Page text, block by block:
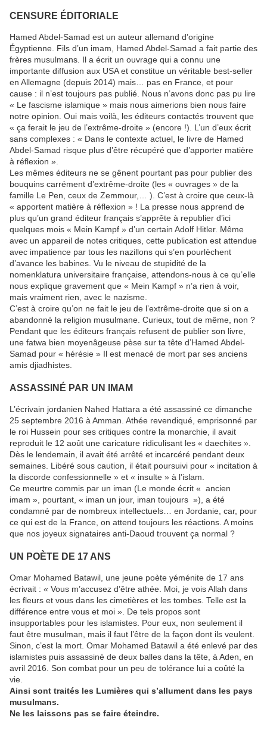
CENSURE ÉDITORIALE
Hamed Abdel-Samad est un auteur allemand d’origine
Égyptienne. Fils d’un imam, Hamed Abdel-Samad a fait partie des
frères musulmans. Il a écrit un ouvrage qui a connu une
importante diffusion aux USA et constitue un véritable best-seller
en Allemagne (depuis 2014) mais… pas en France, et pour
cause : il n’est toujours pas publié. Nous n’avons donc pas pu lire
« Le fascisme islamique » mais nous aimerions bien nous faire
notre opinion. Oui mais voilà, les éditeurs contactés trouvent que
« ça ferait le jeu de l’extrême-droite » (encore !). L’un d’eux écrit
sans complexes : « Dans le contexte actuel, le livre de Hamed
Abdel-Samad risque plus d’être récupéré que d’apporter matière
à réflexion ».
Les mêmes éditeurs ne se gênent pourtant pas pour publier des
bouquins carrément d’extrême-droite (les « ouvrages » de la
famille Le Pen, ceux de Zemmour,… ). C’est à croire que ceux-là
« apportent matière à réflexion » ! La presse nous apprend de
plus qu’un grand éditeur français s’apprête à republier d’ici
quelques mois « Mein Kampf » d’un certain Adolf Hitler. Même
avec un appareil de notes critiques, cette publication est attendue
avec impatience par tous les nazillons qui s’en pourlèchent
d’avance les babines. Vu le niveau de stupidité de la
nomenklatura universitaire française, attendons-nous à ce qu’elle
nous explique gravement que « Mein Kampf » n’a rien à voir,
mais vraiment rien, avec le nazisme.
C’est à croire qu’on ne fait le jeu de l’extrême-droite que si on a
abandonné la religion musulmane. Curieux, tout de même, non ?
Pendant que les éditeurs français refusent de publier son livre,
une fatwa bien moyenâgeuse pèse sur ta tête d’Hamed Abdel-
Samad pour « hérésie » Il est menacé de mort par ses anciens
amis djiadhistes.
ASSASSINÉ PAR UN IMAM
L’écrivain jordanien Nahed Hattara a été assassiné ce dimanche
25 septembre 2016 à Amman. Athée revendiqué, emprisonné par
le roi Hussein pour ses critiques contre la monarchie, il avait
reproduit le 12 août une caricature ridiculisant les « daechites ».
Dès le lendemain, il avait été arrêté et incarcéré pendant deux
semaines. Libéré sous caution, il était poursuivi pour « incitation à
la discorde confessionnelle » et « insulte » à l’islam.
Ce meurtre commis par un iman (Le monde écrit « ancien
imam », pourtant, « iman un jour, iman toujours »), a été
condamné par de nombreux intellectuels… en Jordanie, car, pour
ce qui est de la France, on attend toujours les réactions. A moins
que nos joyeux signataires anti-Daoud trouvent ça normal ?
UN POÈTE DE 17 ANS
Omar Mohamed Batawil, une jeune poète yéménite de 17 ans
écrivait : « Vous m’accusez d’être athée. Moi, je vois Allah dans
les fleurs et vous dans les cimetières et les tombes. Telle est la
différence entre vous et moi ». De tels propos sont
insupportables pour les islamistes. Pour eux, non seulement il
faut être musulman, mais il faut l’être de la façon dont ils veulent.
Sinon, c’est la mort. Omar Mohamed Batawil a été enlevé par des
islamistes puis assassiné de deux balles dans la tête, à Aden, en
avril 2016. Son combat pour un peu de tolérance lui a coûté la
vie.
Ainsi sont traités les Lumières qui s’allument dans les pays
musulmans.
Ne les laissons pas se faire éteindre.